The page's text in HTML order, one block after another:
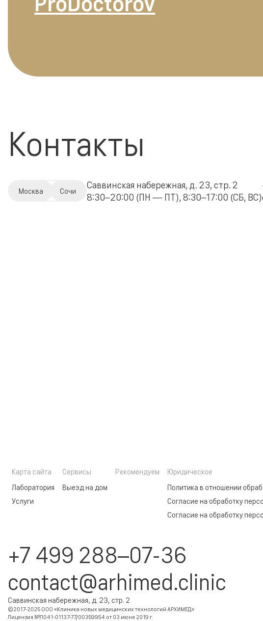
Контакты
Москва Сочи
Саввинская набережная, д. 23, стр. 2
8:30–20:00 (ПН — ПТ), 8:30–17:00 (СБ, ВС)
Карта сайта
Лаборатория
Услуги
Сервисы
Выезд на дом
Рекомендуем
Юридическое
Политика в отношении
Согласие на обработку
Согласие на обработку
+7 499 288–07-36
contact@arhimed.clinic
Саввинская набережная, д. 23, стр. 2
©2017-2025 ООО «Клиника новых медицинских технологий АРХИМЕД»
Лицензия №Л041-01137-77/00359954 от 03 июня 2019 г.